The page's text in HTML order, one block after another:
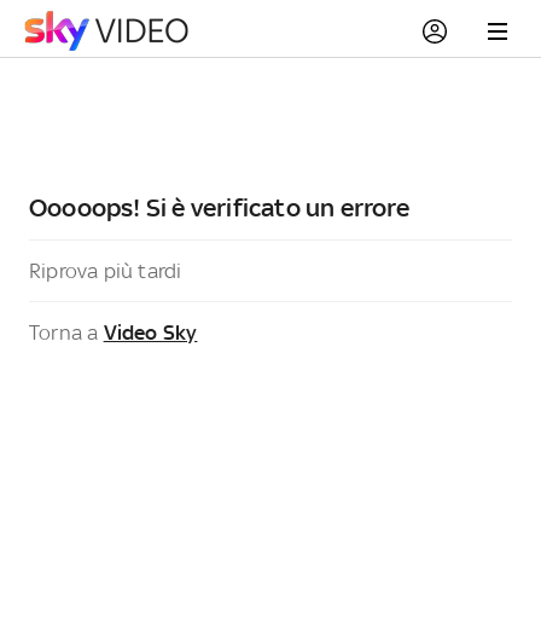
Ooooops! Si è verificato un errore
Riprova più tardi
Torna a Video Sky